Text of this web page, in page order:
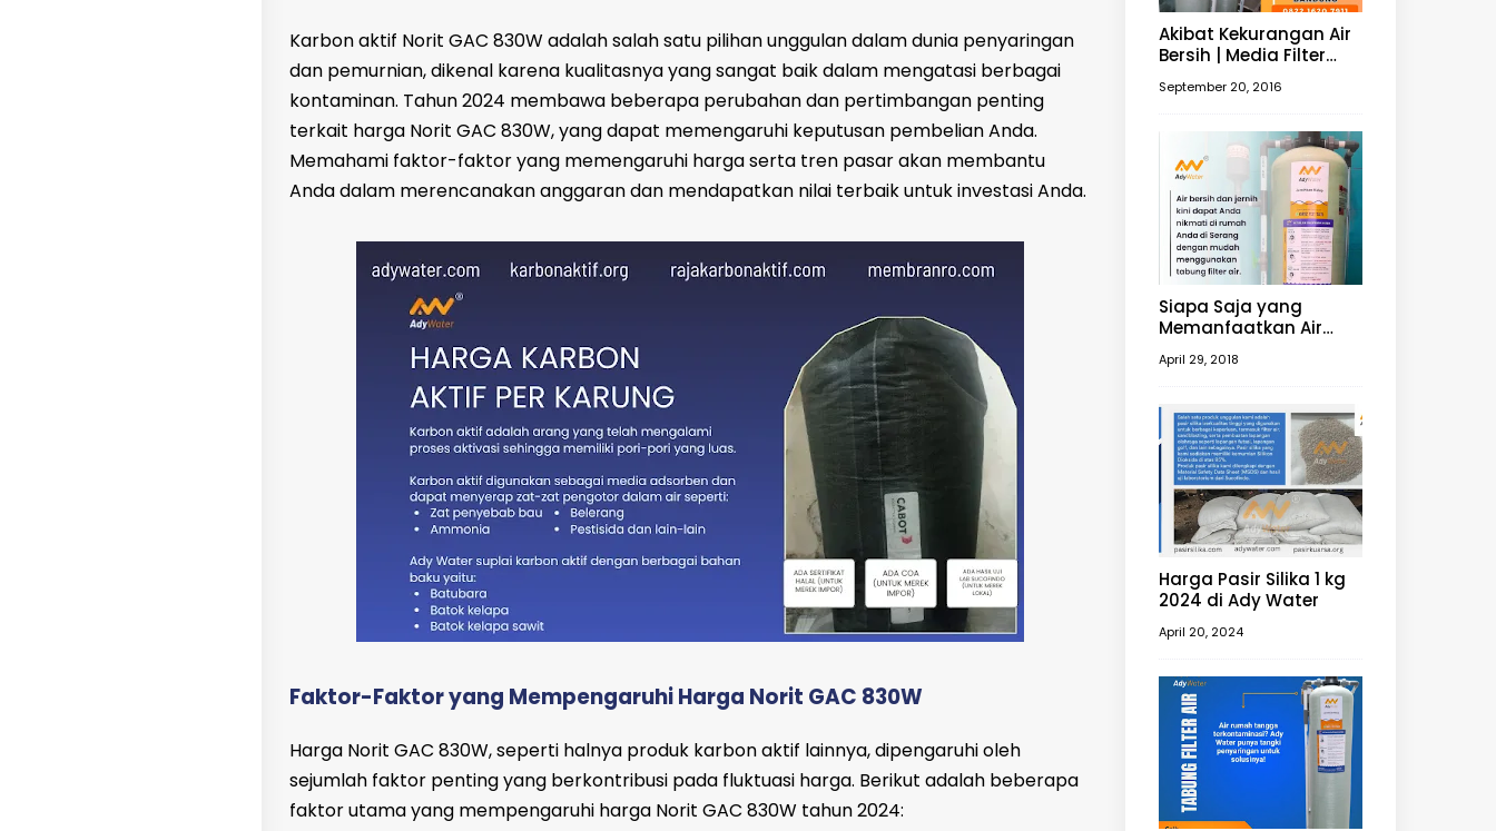
Karbon aktif Norit GAC 830W adalah salah satu pilihan unggulan dalam dunia penyaringan
dan pemurnian, dikenal karena kualitasnya yang sangat baik dalam mengatasi berbagai
kontaminan. Tahun 2024 membawa beberapa perubahan dan pertimbangan penting
terkait harga Norit GAC 830W, yang dapat memengaruhi keputusan pembelian Anda.
Memahami faktor-faktor yang memengaruhi harga serta tren pasar akan membantu
Anda dalam merencanakan anggaran dan mendapatkan nilai terbaik untuk investasi Anda.
Faktor-Faktor yang Mempengaruhi Harga Norit GAC 830W
Harga Norit GAC 830W, seperti halnya produk karbon aktif lainnya, dipengaruhi oleh
sejumlah faktor penting yang berkontribusi pada fluktuasi harga. Berikut adalah beberapa
faktor utama yang mempengaruhi harga Norit GAC 830W tahun 2024:
Akibat Kekurangan Air
Bersih | Media Filter
untuk Mengubah Air
Keruh Menjadi Jernih |
September 20, 2016
Siapa Saja yang
Memanfaatkan Air
Air 0812 1121 7411
April 29, 2018
Harga Pasir Silika 1 kg
2024 di Ady Water
April 20, 2024